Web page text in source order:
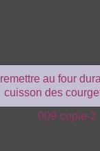
au four
cuisson des